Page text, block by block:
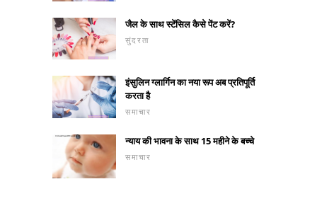
जैल के साथ स्टेंसिल कैसे पेंट करें?
सुंदरता
इंसुलिन ग्लार्गिन का नया रूप अब प्रतिपूर्ति
करता है
समाचार
न्याय की भावना के साथ 15 महीने के बच्चे
समाचार